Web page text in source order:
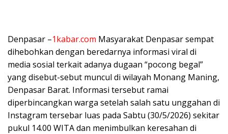
Denpasar –1kabar.com Masyarakat Denpasar sempat
dihebohkan dengan beredarnya informasi viral di
media sosial terkait adanya dugaan “pocong begal”
yang disebut-sebut muncul di wilayah Monang Maning,
Denpasar Barat. Informasi tersebut ramai
diperbincangkan warga setelah salah satu unggahan di
Instagram tersebar luas pada Sabtu (30/5/2026) sekitar
pukul 14.00 WITA dan menimbulkan keresahan di